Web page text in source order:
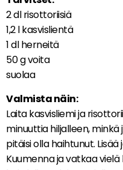
2 dl risottoriisiä
1,2 l kasvislientä
1 dl herneitä
50 g voita
suolaa
Valmista näin:
Laita kasvisliemi ja
minuuttia hiljalleen,
pitäisi olla haihtunut.
Kuumenna ja vatkaa